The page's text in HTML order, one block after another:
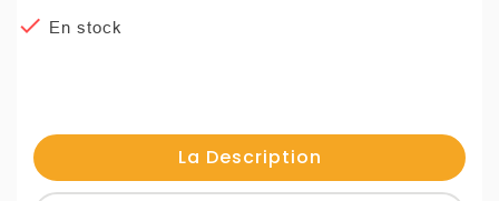
 En stock
La Description